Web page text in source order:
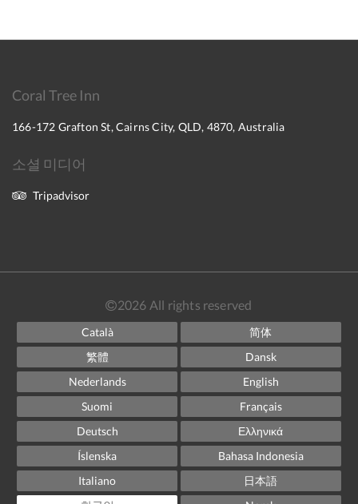
Coral Tree Inn
166-172 Grafton St, Cairns City, QLD, 4870, Australia
소셜 미디어
Tripadvisor
2026 All rights reserved
Català
简体
繁體
Dansk
Nederlands
English
Suomi
Français
Deutsch
Ελληνικά
Íslenska
Bahasa Indonesia
Italiano
日本語